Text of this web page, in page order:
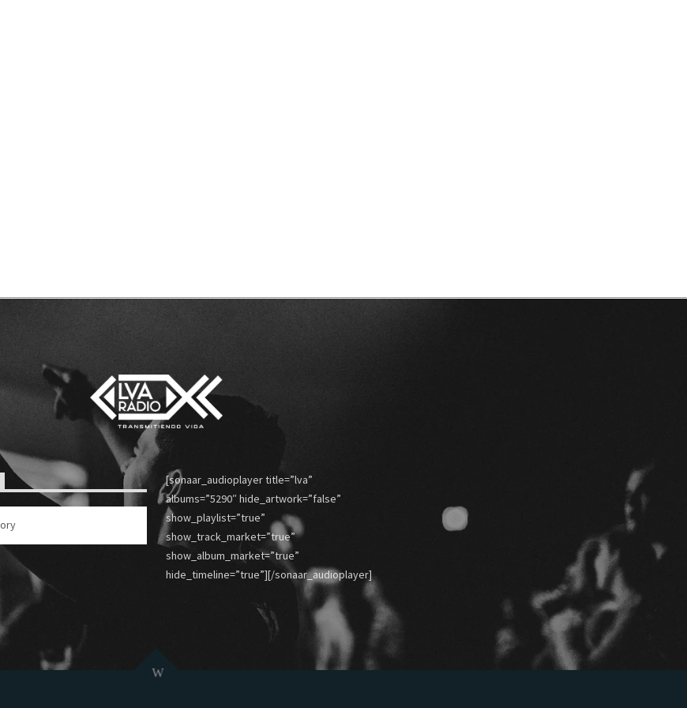
[sonaar_audioplayer title=”lva”
albums=”5290″ hide_artwork=”false”
show_playlist=”true”
show_track_market=”true”
show_album_market=”true”
hide_timeline=”true”][/sonaar_audioplayer]